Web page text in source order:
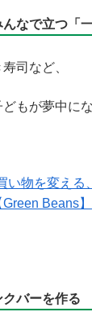
なで立つ「
司など、
もが夢中にな
い物を変える
Beans】
バーを作る